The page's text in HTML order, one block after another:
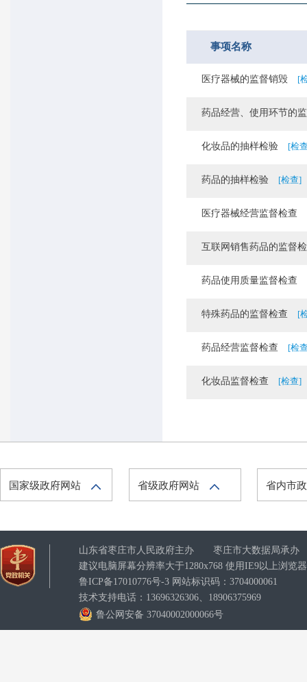
事项名称
医疗器械的监督销毁 [
药品经营、使用环节的
化妆品的抽样检验 [检
药品的抽样检验 [检查]
医疗器械经营监督检查
互联网销售药品的监督
药品使用质量监督检查
特殊药品的监督检查 [
药品经营监督检查 [检
化妆品监督检查 [检查]
国家级政府网站 省级政府网站 省内市
山东省枣庄市人民政府主办 枣庄市大数据局承办
建议电脑屏幕分辨率大于1280x768 使用IE9以上浏览
鲁ICP备17010776号-3 网站标识码：3704000061
技术支持电话：13696326306、18906375969
鲁公网安备 37040002000066号